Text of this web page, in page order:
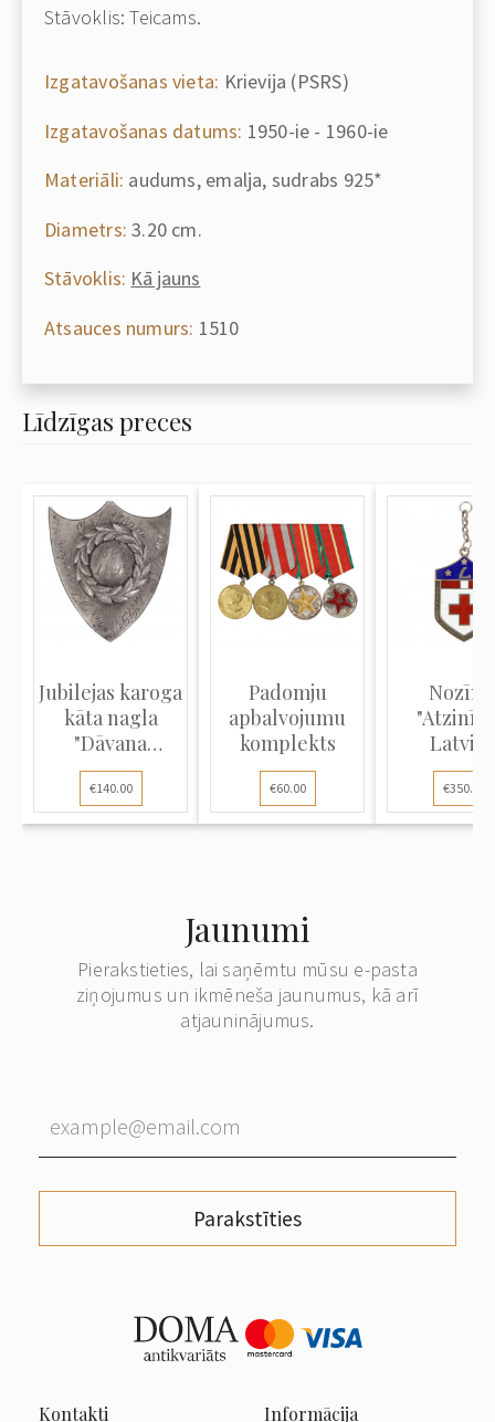
Stāvoklis: Teicams.
Izgatavošanas vieta: Krievija (PSRS)
Izgatavošanas datums: 1950-ie - 1960-ie
Materiāli: audums, emalja, sudrabs 925*
Diametrs: 3.20 cm.
Stāvoklis: Kā jauns
Atsauces numurs: 1510
Līdzīgas preces
Jubilejas karoga
kāta nagla
"Dāvana
Volmāras...
€140.00
Padomju
apbalvojumu
komplekts
€60.00 €350.00
Jaunumi
Pierakstieties, lai saņēmtu mūsu e-pasta
ziņojumus un ikmēneša jaunumus, kā arī
atjauninājumus.
Parakstīties